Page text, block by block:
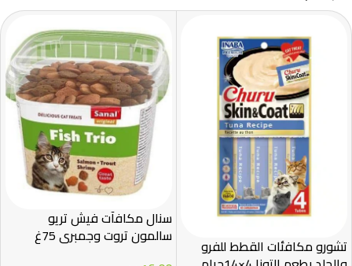
تشورو مكافئات القطط للفرو
سنال مكافآت فیش تريو
سالمون تروت وجمبري 75غ